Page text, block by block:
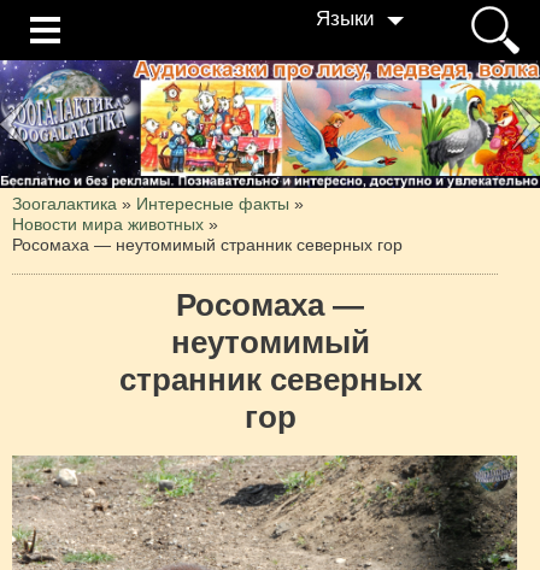
Языки
Зоогалактика » Интересные факты »
Новости мира животных »
Росомаха — неутомимый странник северных гор
Росомаха —
неутомимый
странник северных
гор